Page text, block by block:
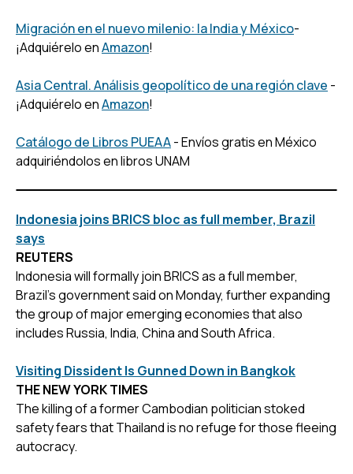
Migración en el nuevo milenio: la India y México-
¡Adquiérelo enAmazon!
Asia Central. Análisis geopolítico de una región clave -
¡Adquiérelo enAmazon!
Catálogo de Libros PUEAA- Envíos gratis en México
adquiriéndolos en libros UNAM
Indonesia joins BRICS bloc as full member, Brazil
says
REUTERS
Indonesia will formally join BRICS as a full member,
Brazil's government said on Monday, further expanding
the group of major emerging economies that also
includes Russia, India, China and South Africa.
Visiting Dissident Is Gunned Down in Bangkok
THE NEW YORK TIMES
The killing of a former Cambodian politician stoked
safety fears that Thailand is no refuge for those fleeing
autocracy.